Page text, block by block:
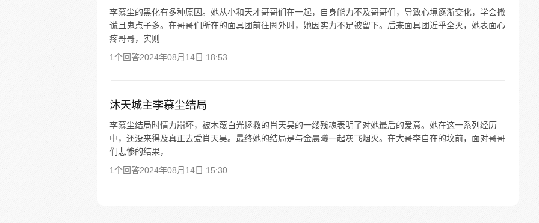
李慕尘的黑化有多种原因。她从小和天才哥哥们在一起，自身能力不及哥哥们，导致心境逐渐变化，学会撒
谎且鬼点子多。在哥哥们所在的面具团前往圈外时，她因实力不足被留下。后来面具团近乎全灭，她表面心
疼哥哥，实则...
1个回答2024年08月14日 18:53
沐天城主李慕尘结局
李慕尘结局时情力崩坏，被木蔑白光拯救的肖天昊的一缕残魂表明了对她最后的爱意。她在这一系列经历
中，还没来得及真正去爱肖天昊。最终她的结局是与金晨曦一起灰飞烟灭。在大哥李自在的坟前，面对哥哥
们悲惨的结果，...
1个回答2024年08月14日 15:30